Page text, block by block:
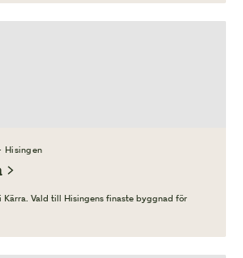
Hisingen
Vald till Hisingens finaste byggnad för